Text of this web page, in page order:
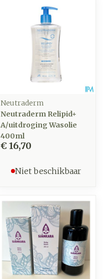
Neutraderm
Neutraderm Relipid+
A/uitdroging Wasolie
400ml
€ 16,70
Niet beschikbaar